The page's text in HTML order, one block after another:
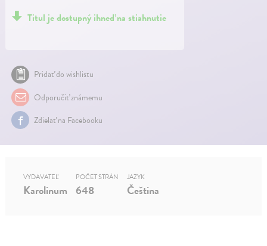
Titul je dostupný ihneď na stiahnutie
Pridať do wishlistu
Odporučiť známemu
Zdielať na Facebooku
VYDAVATEĽ
Karolinum
POČET STRÁN
648
JAZYK
Čeština